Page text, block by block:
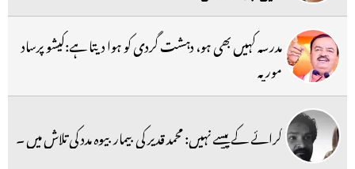
مدرسہ کہیں بھی ہو، دہشت گردی کو ہوا دیتا ہے:کیشو پرساد
موریہ
کرائے کے پیسے نہیں: محمد قدیر کی بیمار بیوہ مدد کی تلاش میں ۔